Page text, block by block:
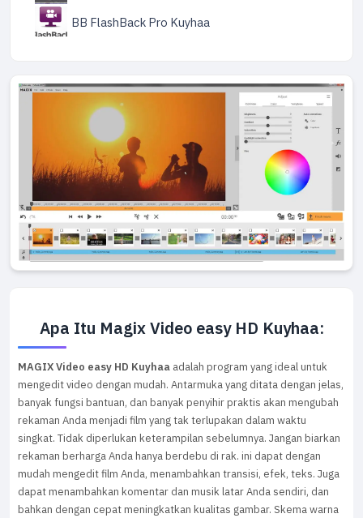
Apa Itu Magix Video easy HD Kuyhaa:
MAGIX Video easy HD Kuyhaa adalah program yang ideal untuk
mengedit video dengan mudah. Antarmuka yang ditata dengan jelas,
banyak fungsi bantuan, dan banyak penyihir praktis akan mengubah
rekaman Anda menjadi film yang tak terlupakan dalam waktu
singkat. Tidak diperlukan keterampilan sebelumnya. Jangan biarkan
rekaman berharga Anda hanya berdebu di rak. ini dapat dengan
mudah mengedit film Anda, menambahkan transisi, efek, teks. Juga
dapat menambahkan komentar dan musik latar Anda sendiri, dan
bahkan dengan cepat meningkatkan kualitas gambar. Skema warna
BB FlashBack Pro Kuyhaa